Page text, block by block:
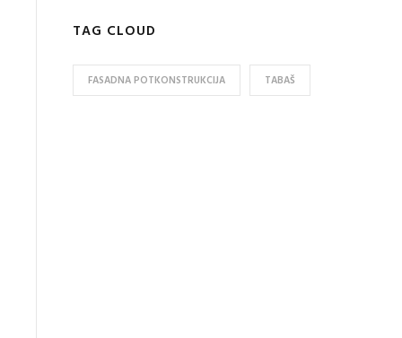
TAG CLOUD
FASADNA POTKONSTRUKCIJA TABAŠ